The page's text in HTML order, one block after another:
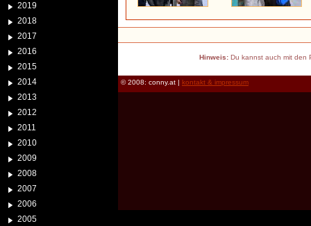
2019
2018
2017
2016
2015
2014
2013
2012
2011
2010
2009
2008
2007
2006
2005
Hinweis:Du kannst auch mit den
© 2008: conny.at | kontakt & impressum